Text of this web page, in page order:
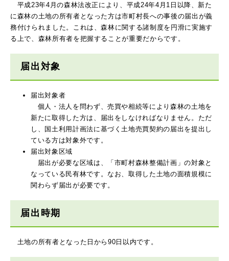
平成23年4月の森林法改正により、平成24年4月1日以降、新た
に森林の土地の所有者となった方は市町村長への事後の届出が義
務付けられました。これは、森林に関する諸制度を円滑に実施す
る上で、森林所有者を把握することが重要だからです。
届出対象
届出対象者
個人・法人を問わず、売買や相続等により森林の土地を
新たに取得した方は、届出をしなければなりません。ただ
し、国土利用計画法に基づく土地売買契約の届出を提出し
ている方は対象外です。
届出対象区域
届出が必要な区域は、「市町村森林整備計画」の対象と
なっている民有林です。なお、取得した土地の面積規模に
関わらず届出が必要です。
届出時期
土地の所有者となった日から90日以内です。